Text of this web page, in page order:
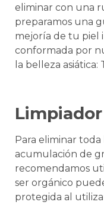
eliminar con una
preparamos una
mejoría de tu piel
conformada por
la belleza asiática:
Para eliminar
acumulación de
recomendamos
ser orgánico
protegida al